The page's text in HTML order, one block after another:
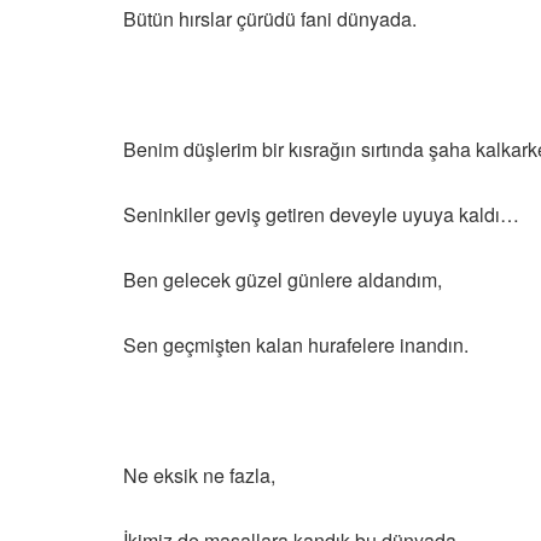
Bütün hırslar çürüdü fani dünyada.
Benim düşlerim bir kısrağın sırtında şaha
Seninkiler geviş getiren deveyle uyuya kaldı…
Ben gelecek güzel günlere aldandım,
Sen geçmişten kalan hurafelere inandın.
Ne eksik ne fazla,